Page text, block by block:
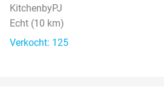
KitchenbyPJ
Echt (10 km)
Verkocht: 125